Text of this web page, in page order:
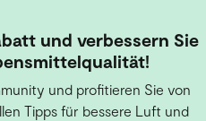
und verbessern Sie
und profitieren Sie von
Tipps für bessere Luft und